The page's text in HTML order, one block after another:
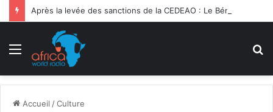
Menu
Accueil /Culture